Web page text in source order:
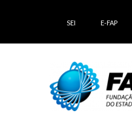
SEI E-FAP